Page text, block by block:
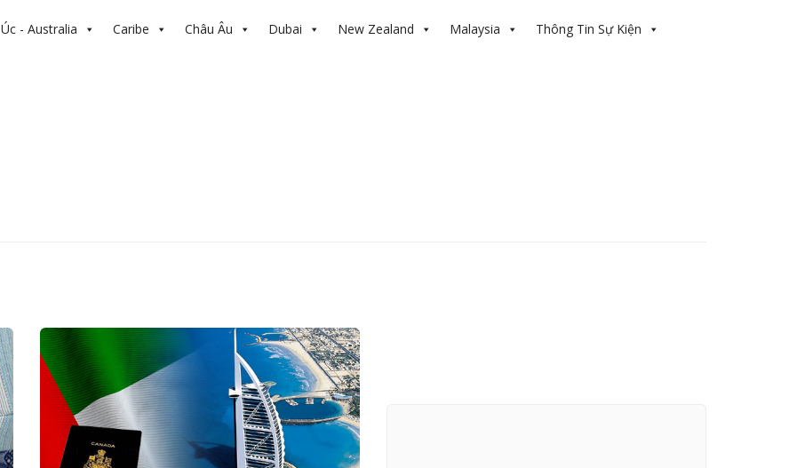
Úc - Australia Caribe Châu Âu Dubai New Zealand Malaysia Thông Tin Sự Kiện